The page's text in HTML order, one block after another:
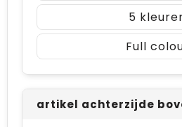
5
Full
artikel achterzijde